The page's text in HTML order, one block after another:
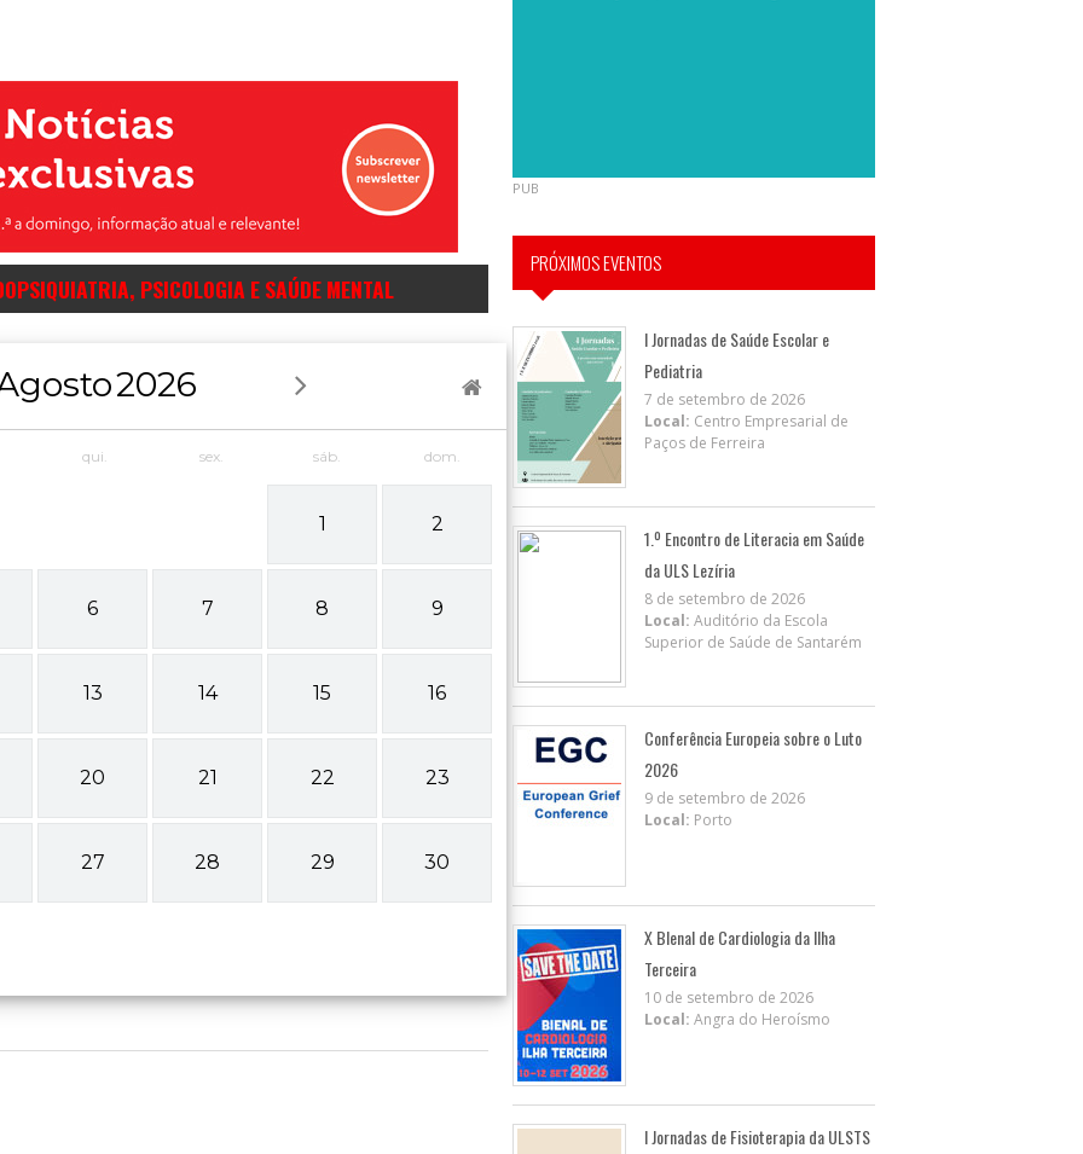
PSICOLOGIA E SAÚDE MENTAL
2026
qui. sex. sáb. dom.
1 2
6 7 8 9
13 14 15 16
20 21 22 23
27 28 29 30
PUB
PRÓXIMOS EVENTOS
I Jornadas de Saúde Escolar e
Pediatria
7 de setembro de 2026
Local: Centro Empresarial de
Paços de Ferreira
1.º Encontro de Literacia em Saúde
da ULS Lezíria
8 de setembro de 2026
Local: Auditório da Escola
Superior de Saúde de Santarém
Conferência Europeia sobre o Luto
2026
9 de setembro de 2026
Local: Porto
X BIenal de Cardiologia da Ilha
Terceira
10 de setembro de 2026
Local: Angra do Heroísmo
I Jornadas de Fisioterapia da ULSTS